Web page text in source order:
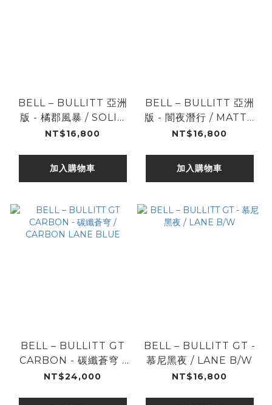
BELL – BULLITT 亞洲
版 - 橘郡風暴 / SOLID
TANGERINE
NT$16,800
加入購物車
BELL – BULLITT 亞洲
版 - 闇夜潛行 / MATTE
BLK
NT$16,800
加入購物車
BELL – BULLITT GT
CARBON - 碳纖蒼穹 /
CARBON LANE BLUE
NT$24,000
BELL – BULLITT GT -
慕尼黑夜 / LANE B/W
NT$16,800